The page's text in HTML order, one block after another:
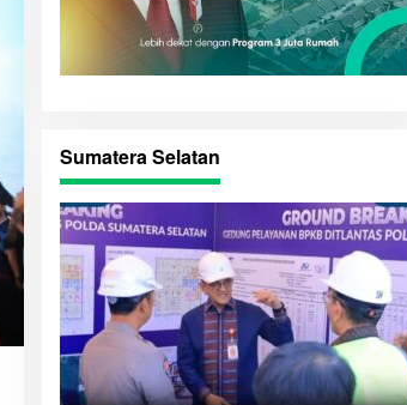
Sumatera Selatan